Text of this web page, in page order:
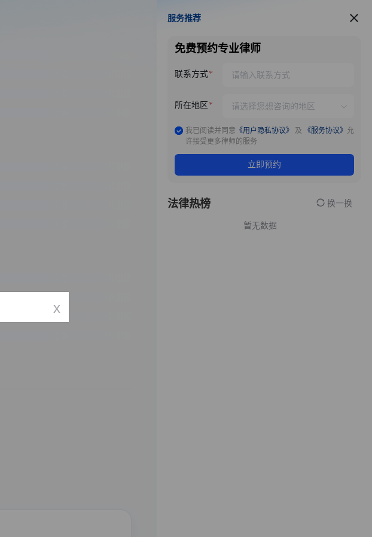
服务推荐
服务推荐
免费预约专业律师
联系方式
所在地区
我已阅读并同意 《用户隐私协议》 及 《服务协议》 允
许接受更多律师的服务
立即预约
法律热榜 换一换
暂无数据
x